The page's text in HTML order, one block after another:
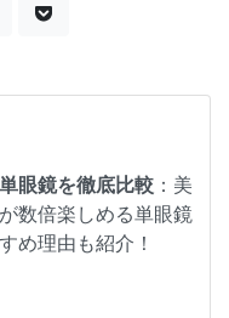
眼鏡を徹底比較 ：美
数倍楽しめる単眼鏡
め理由も紹介！